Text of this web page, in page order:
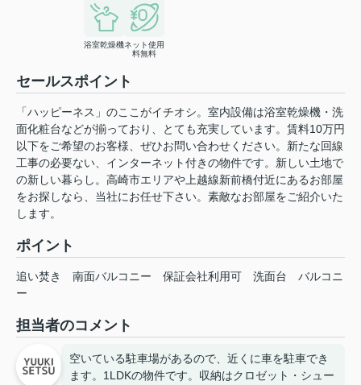
浴室乾燥機ネット使用
料無料
セールスポイント
「ハッピーネス」のここがイチオシ。室内設備は浴室乾燥機・洗
面化粧台などが揃っており、とても充実しています。賃料10万円
以下をご希望のお客様、ぜひお問い合わせください。新たな回線
工事の必要ない、インターネット付きの物件です。新しい土地で
の新しい暮らし。高崎市エリアや上越線新前橋付近にあるお部屋
をお探しなら、当社にお任せ下さい。素敵なお部屋をご紹介いた
します。
ポイント
追い焚き 南面バルコニー 保証会社利用可 洗面台
バルコニ
ー
担当者のコメント
空いている駐車場があるので、近くに車を駐車でき
ます。1LDKの物件です。収納はクロゼット・シュー